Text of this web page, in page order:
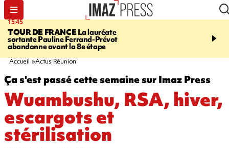
15:45
TOUR DE FRANCELa lauréate
sortante Pauline Ferrand-Prévot
abandonne avant la 8e étape
20:17
routière, concours de
Accueil Actus Réunion
Ça s'est passé cette semaine sur Imaz Press
Wuambushu, RSA, hiver,
escargots et
stérilisation